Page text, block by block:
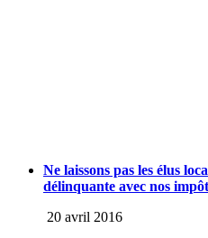
Ne laissons pas les élus
délinquante avec nos
20 avril 2016